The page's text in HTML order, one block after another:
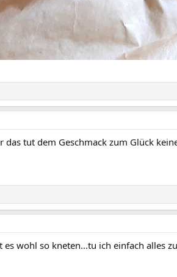
das tut dem Geschmack zum Glück
wohl so kneten...tu ich einfach alles